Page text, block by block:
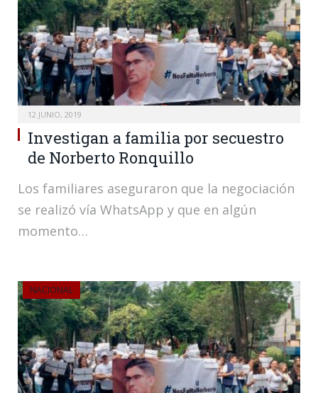
12 JUNIO, 2019
Investigan a familia por secuestro
de Norberto Ronquillo
Los familiares aseguraron que la negociación
se realizó vía WhatsApp y que en algún
momento…
NACIONAL